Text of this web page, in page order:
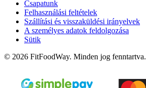
Csapatunk
Felhasználási feltételek
Szállítási és visszaküldési irányelvek
A személyes adatok feldolgozása
Sütik
© 2026 FitFoodWay. Minden jog fenntartva.